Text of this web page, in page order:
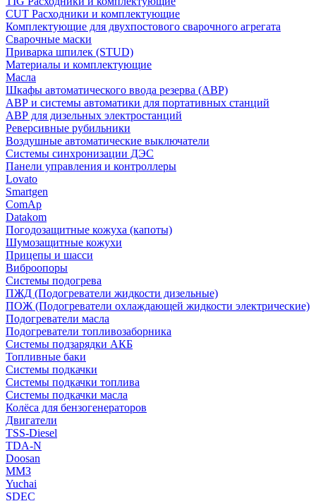
CUT Расходники и комплектующие
Комплектующие для двухпостового сварочного агрегата
Сварочные маски
Приварка шпилек (STUD)
Материалы и комплектующие
Масла
Шкафы автоматического ввода резерва (АВР)
АВР и системы автоматики для портативных станций
АВР для дизельных электростанций
Реверсивные рубильники
Воздушные автоматические выключатели
Системы синхронизации ДЭС
Панели управления и контроллеры
Lovato
Smartgen
ComAp
Datakom
Погодозащитные кожуха (капоты)
Шумозащитные кожухи
Прицепы и шасси
Виброопоры
Системы подогрева
ПЖД (Подогреватели жидкости дизельные)
ПОЖ (Подогреватели охлаждающей жидкости электрические)
Подогреватели масла
Подогреватели топливозаборника
Системы подзарядки АКБ
Топливные баки
Системы подкачки
Системы подкачки топлива
Системы подкачки масла
Колёса для бензогенераторов
Двигатели
TSS-Diesel
TDA-N
Doosan
ММЗ
Yuchai
SDEC